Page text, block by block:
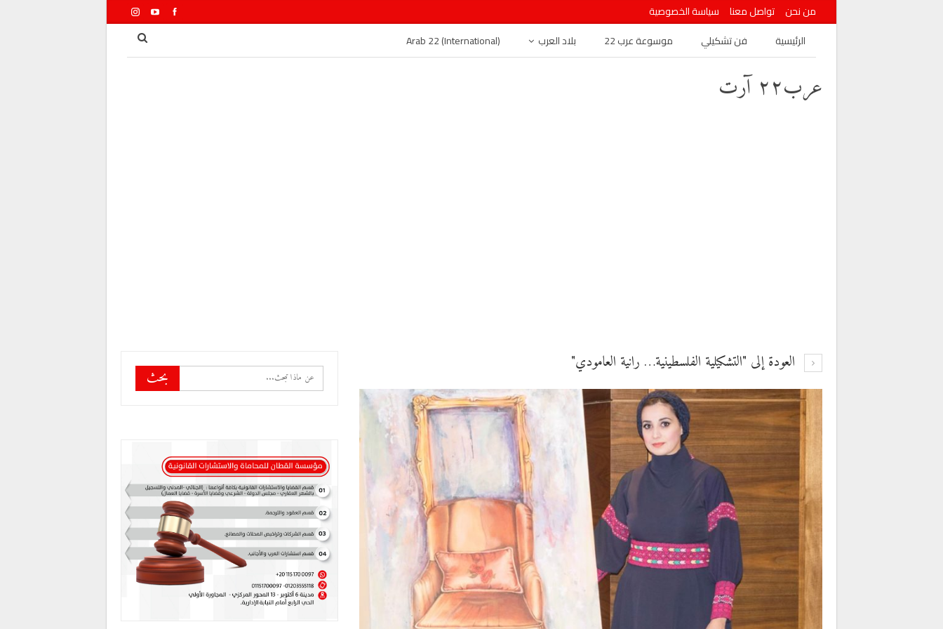
من نحن تواصل معنا
سياسة الخصوصية
الرئيسية
فن تشكيلي موسوعة عرب 22 بلاد العرب Arab 22 (International)
عرب٢٢ آرت
العودة إلى "التشكيلية الفلسطينية… رانية العامودي"